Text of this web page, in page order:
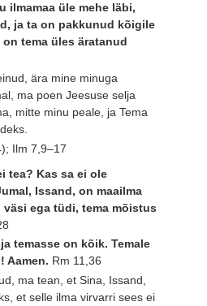
ilmamaa üle mehe läbi,
ja ta on pakkunud kõigile
tema üles äratanud
ära mine minuga
ma poen Jeesuse selja
mitte minu peale, ja Tema
Ilm 7,9–17
tea? Kas sa ei ole
Issand, on maailma
väsi ega tüdi, tema mõistus
temasse on kõik. Temale
Aamen. Rm 11,36
ma tean, et Sina, Issand,
et selle ilma virvarri sees ei